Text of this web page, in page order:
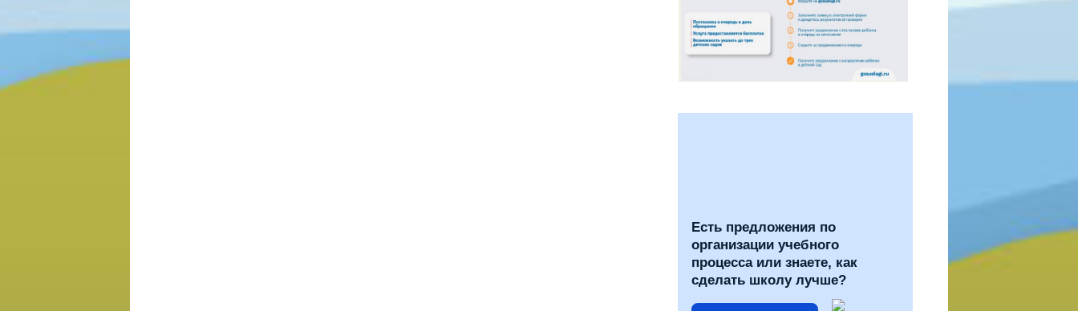
Есть предложения по
организации учебного
процесса или знаете, как
сделать школу лучше?